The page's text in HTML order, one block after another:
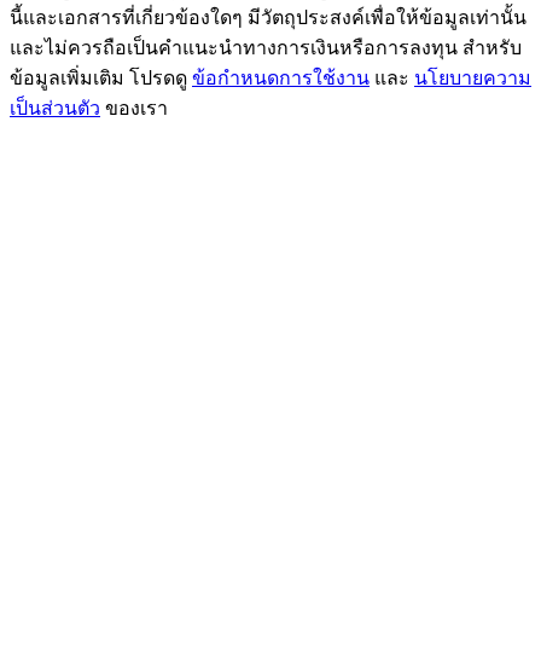
กิจกรรมเพิ่มเติม
รับรางวัลและสิทธิพิเศษสุดพิเศษ
ศูนย์รางวัล
นี้และเอกสารที่เกี่ยวข้องใดๆ มีวัตถุประสงค์เพื่อให้ข้อมูลเท่านั้น
และไม่ควรถือเป็นคำแนะนำทางการเงินหรือการลงทุน สำหรับ
ข้อมูลเพิ่มเติม โปรดดู ข้อกำหนดการใช้งาน และ นโยบายความ
เป็นส่วนตัว ของเรา